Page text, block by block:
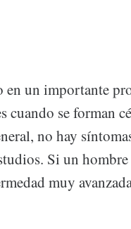
en un importante
se forman
no hay
Si un
muy